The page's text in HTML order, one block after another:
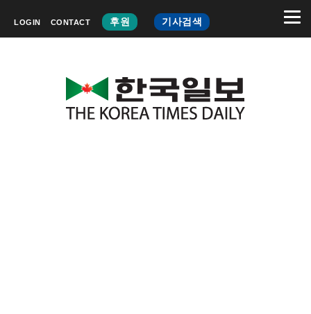
LOGIN CONTACT 후원 기사검색